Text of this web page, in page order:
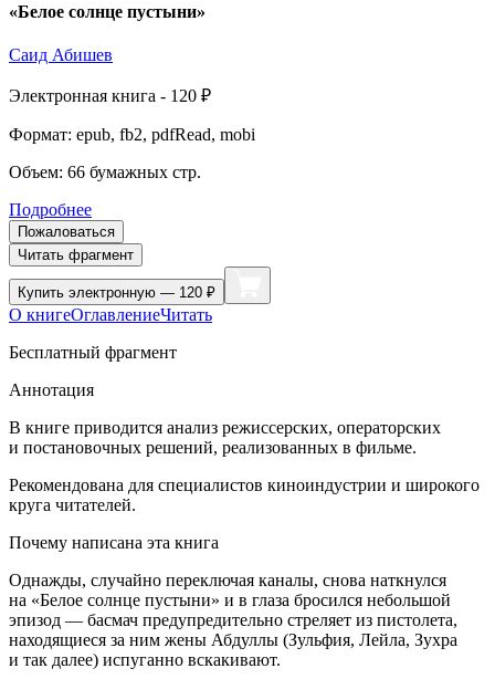
«Белое солнце пустыни»
Саид Абишев
Электронная книга - 120 ₽
Формат: epub, fb2, pdfRead, mobi
Объем: 66 бумажных стр.
Подробнее
Пожаловаться
Читать фрагмент
Купить электронную — 120 ₽
О книгеОглавлениеЧитать
Бесплатный фрагмент
Аннотация
В книге приводится анализ режиссерских, операторских
и постановочных решений, реализованных в фильме.
Рекомендована для специалистов киноиндустрии и широкого
круга читателей.
Почему написана эта книга
Однажды, случайно переключая каналы, снова наткнулся
на «Белое солнце пустыни» и в глаза бросился небольшой
эпизод — басмач предупредительно стреляет из пистолета,
находящиеся за ним жены Абдуллы (Зульфия, Лейла, Зухра
и так далее) испуганно вскакивают.